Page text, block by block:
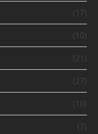
(17)
(10)
(21)
(27)
(10)
(7)